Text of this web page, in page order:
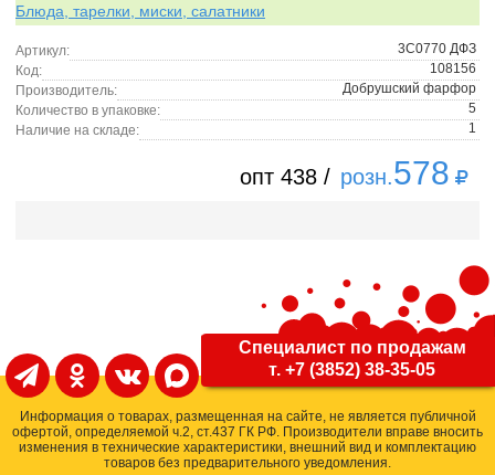
Блюда, тарелки, миски, салатники
Артикул:
3С0770 ДФЗ
Код:
108156
Производитель:
Добрушский фарфор
Количество в упаковке:
5
Наличие на складе:
1
опт 438 / розн.578
Специалист по продажам
т. +7 (3852) 38-35-05
Информация о товарах, размещенная на сайте, не является публичной
офертой, определяемой ч.2, ст.437 ГК РФ. Производители вправе вносить
изменения в технические характеристики, внешний вид и комплектацию
товаров без предварительного уведомления.